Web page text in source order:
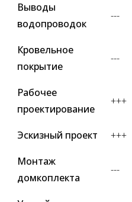
Выводы
водопроводок
---
Кровельное
покрытие
---
Рабочее
проектирование
+++
Эскизный проект +++
Монтаж
домкоплекта
---